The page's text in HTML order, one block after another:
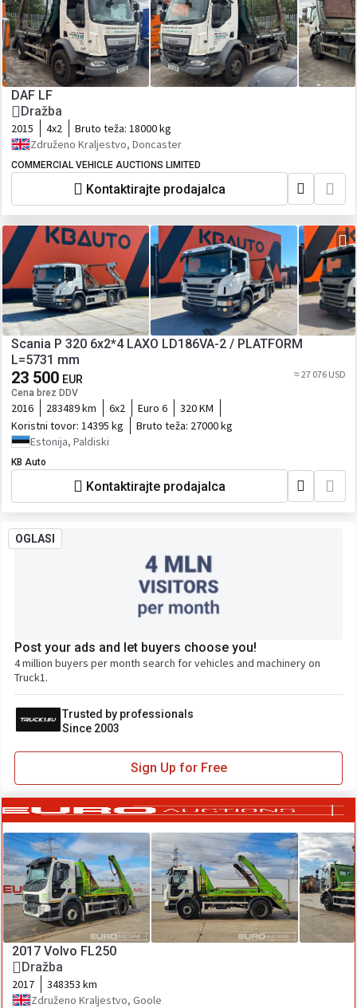
DAF LF
Dražba
2015 4x2 Bruto teža: 18000 kg
Združeno Kraljestvo, Doncaster
COMMERCIAL VEHICLE AUCTIONS LIMITED
Kontaktirajte prodajalca
Scania P 320 6x2*4 LAXO LD186VA-2 / PLATFORM
L=5731 mm
23 500 EUR
Cena brez DDV
≈ 27 076 USD
2016 283489 km 6x2 Euro 6
320 KM
Koristni tovor: 14395 kg Bruto teža: 27000 kg
Estonija, Paldiski
KB Auto
Kontaktirajte prodajalca
OGLASI
Post your ads and let buyers choose you!
4 million buyers per month search for vehicles and machinery on
Truck1.
Trusted by professionals
Since 2003
Sign Up for Free
2017 Volvo FL250
Dražba
2017
348353 km
Združeno Kraljestvo, Goole